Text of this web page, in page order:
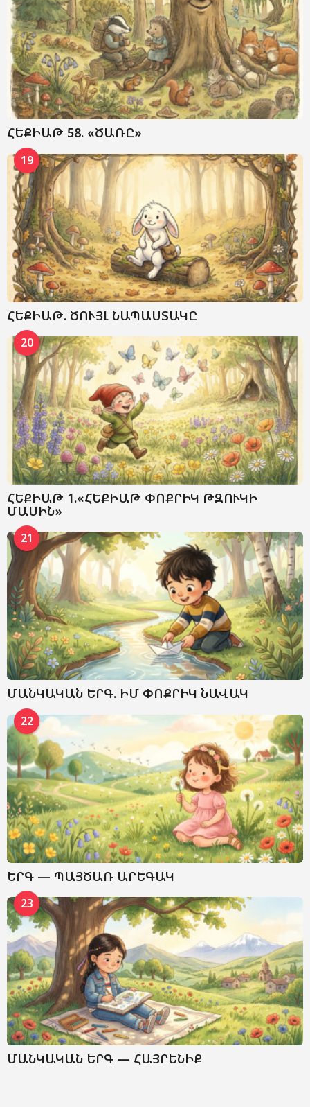
ՀԵՔԻԱԹ 58. «ԾԱՌԸ»
19
ՀԵՔԻԱԹ. ԾՈՒՅԼ ՆԱՊԱՍՏԱԿԸ
20
ՀԵՔԻԱԹ 1.«ՀԵՔԻԱԹ ՓՈՔՐԻԿ ԹԶՈՒԿԻ
ՄԱՍԻՆ»
21
ՄԱՆԿԱԿԱՆ ԵՐԳ. ԻՄ ՓՈՔՐԻԿ ՆԱՎԱԿ
22
ԵՐԳ — ՊԱՅԾԱՌ ԱՐԵԳԱԿ
23
ՄԱՆԿԱԿԱՆ ԵՐԳ — ՀԱՅՐԵՆԻՔ